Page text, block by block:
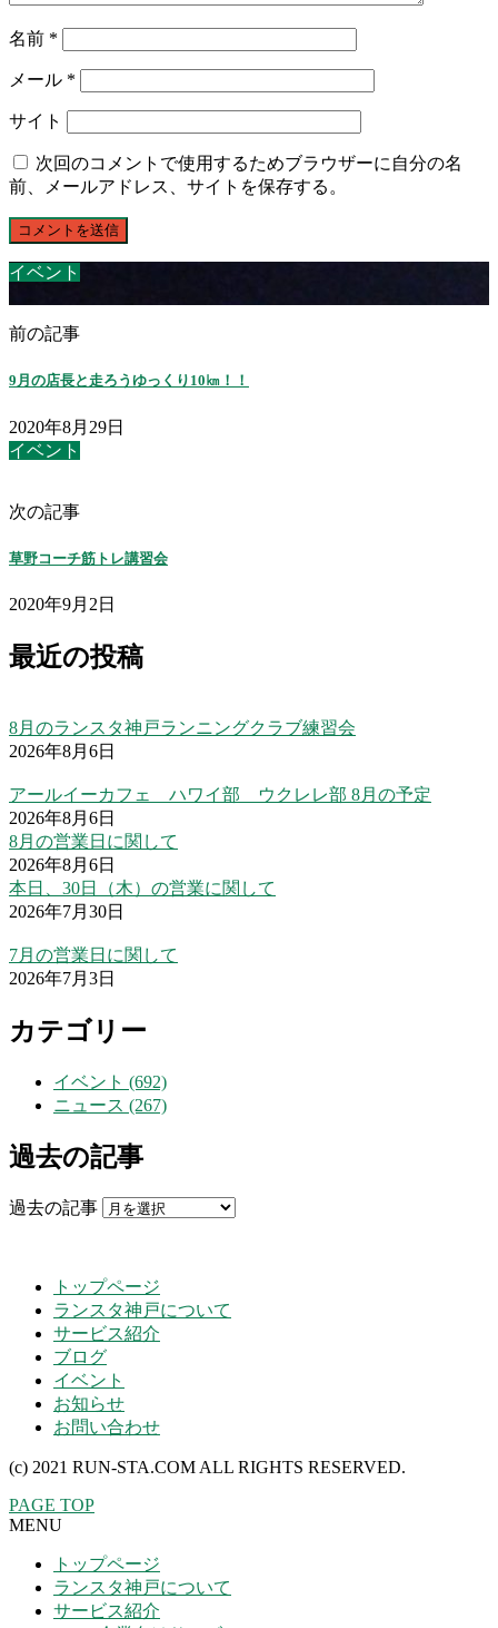
名前 *
メール *
サイト
次回のコメントで使用するためブラウザーに自分の名
前、メールアドレス、サイトを保存する。
イベント
前の記事
9月の店長と走ろうゆっくり10㎞！！
2020年8月29日
イベント
次の記事
草野コーチ筋トレ講習会
2020年9月2日
最近の投稿
8月のランスタ神戸ランニングクラブ練習会
2026年8月6日
アールイーカフェ ハワイ部 ウクレレ部 8月の予定
2026年8月6日
8月の営業日に関して
2026年8月6日
本日、30日（木）の営業に関して
2026年7月30日
7月の営業日に関して
2026年7月3日
カテゴリー
イベント (692)
ニュース (267)
過去の記事
過去の記事
トップページ
ランスタ神戸について
サービス紹介
ブログ
イベント
お知らせ
お問い合わせ
(c) 2021 RUN-STA.COM ALL RIGHTS RESERVED.
PAGE TOP
MENU
トップページ
ランスタ神戸について
サービス紹介